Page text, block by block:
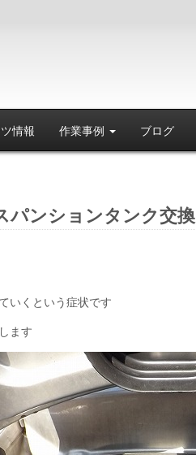
情報 作業事例 ブログ
パンションタンク交換
いくという症状です
ます